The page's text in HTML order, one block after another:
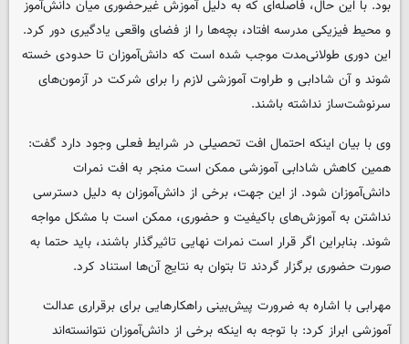
بود. با این حال، فاصله‌ای که به دلیل آموزش غیرحضوری میان دانش‌آموز
و محیط فیزیکی مدرسه افتاد، بچه‌ها را از فضای واقعی یادگیری دور کرد.
این دوری طولانی‌مدت موجب شده است که دانش‌آموزان تا حدودی خسته
شوند و آن شادابی و طراوت آموزشی لازم را برای شرکت در آزمون‌های
سرنوشت‌ساز نداشته باشند.
وی با بیان اینکه احتمال افت تحصیلی در شرایط فعلی وجود دارد گفت:
همین کاهش شادابی آموزشی ممکن است منجر به افت نمرات
دانش‌آموزان شود. از این جهت، برخی از دانش‌آموزان به دلیل دسترسی
نداشتن به آموزش‌های باکیفیت و حضوری، ممکن است با مشکل مواجه
شوند. بنابراین اگر قرار است نمرات نهایی تاثیرگذار باشند، باید حتما به
صورت حضوری برگزار گردند تا بتوان به نتایج آن‌ها استناد کرد.
مهرابی با اشاره به ضرورت پیش‌بینی راهکارهایی برای برقراری عدالت
آموزشی ابراز کرد: با توجه به اینکه برخی از دانش‌آموزان نتوانسته‌اند